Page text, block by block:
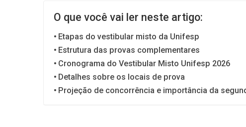
O que você vai ler neste artigo:
Etapas do vestibular misto da Unifesp
Estrutura das provas complementares
Cronograma do Vestibular Misto Unifesp 2026
Detalhes sobre os locais de prova
Projeção de concorrência e importância da